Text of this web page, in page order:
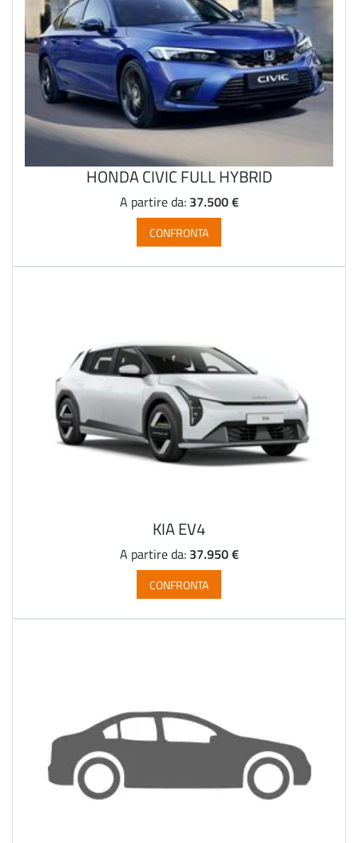
HONDA CIVIC FULL HYBRID
A partire da: 37.500 €
CONFRONTA
KIA EV4
A partire da: 37.950 €
CONFRONTA